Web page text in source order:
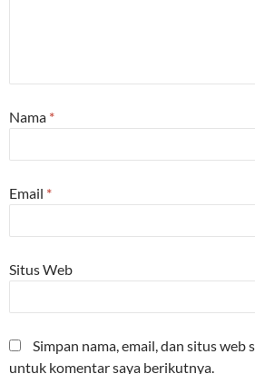
Nama *
Email *
Situs Web
Simpan nama, email, dan situs web
untuk komentar saya berikutnya.